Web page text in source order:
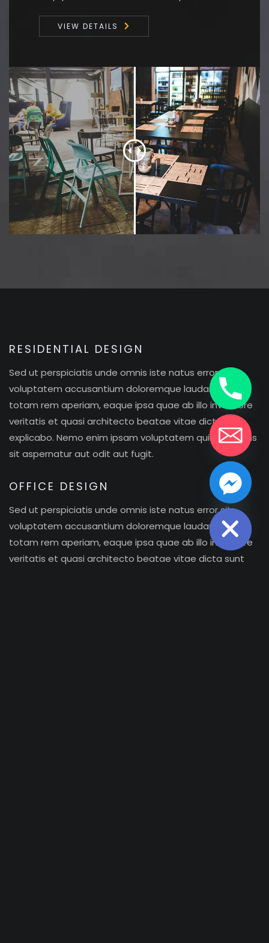
VIEW DETAILS
RESIDENTIAL DESIGN
Sed ut perspiciatis unde omnis iste natus error sit
voluptatem accusantium doloremque laudantium,
totam rem aperiam, eaque ipsa quae ab illo inventore
veritatis et quasi architecto beatae vitae dicta sunt
explicabo. Nemo enim ipsam voluptatem quia voluptas
sit aspernatur aut odit aut fugit.
OFFICE DESIGN
Sed ut perspiciatis unde omnis iste natus error sit
voluptatem accusantium doloremque laudantium,
totam rem aperiam, eaque ipsa quae ab illo inventore
veritatis et quasi architecto beatae vitae dicta sunt
Hide
chaty